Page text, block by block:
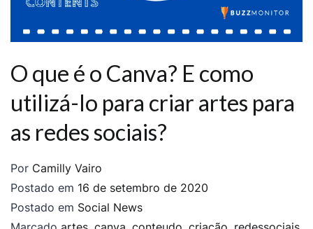
O que é o Canva? E como
utilizá-lo para criar artes para
as redes sociais?
Por Camilly Vairo
Postado em 16 de setembro de 2020
Postado em Social News